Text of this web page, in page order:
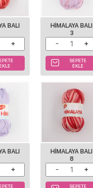
BALI
EKLE
HIMALAYA BALI
3
SEPETE
EKLE
BALI
HIMALAYA BALI
8
SEPETE